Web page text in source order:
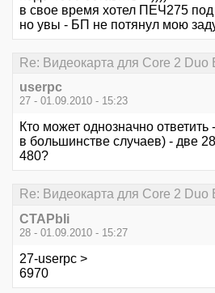
в свое время хотел ПЕЧ275 под
но увы - БП не потянул мою
Re: Видеокарта для Core 2 Duo
userpc
27 - 01.09.2010 - 15:23
Кто может однозначно
в большинстве случаев) - две
480?
Re: Видеокарта для Core 2 Duo
CTAPbIi
28 - 01.09.2010 - 15:27
27-userpc >
6970